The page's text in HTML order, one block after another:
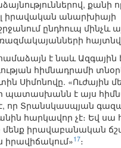
քանի
իրավական անարխիայի
ընդհուպ մինչև
է նաև Ազգային
հիմնադրամի
Սիմոնովը. «Ուժային
պատասխանն է այս
որ Տրանսկասպյան
հարկավոր չէ։ Եվ
մենք իրավաբանական
իրավիճակում»17։